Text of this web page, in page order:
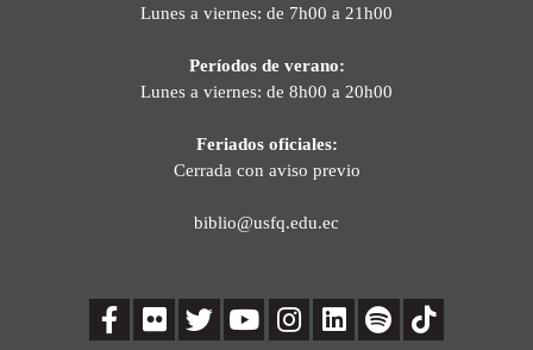
Lunes a viernes: de 7h00 a 21h00
Períodos de verano:
Lunes a viernes: de 8h00 a 20h00
Feriados oficiales:
Cerrada con aviso previo
biblio@usfq.edu.ec